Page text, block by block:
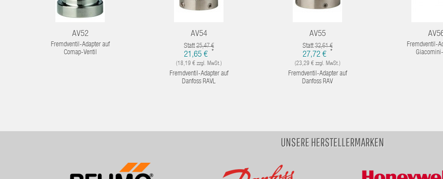
AV52
Fremdventil-Adapter auf
Comap-Ventil
AV54
Statt25,47 €
21,65 € *
(18,19 € zzgl. MwSt.)
Fremdventil-Adapter auf
Danfoss RAVL
AV55
Statt32,61 €
27,72 € *
(23,29 € zzgl. MwSt.)
Fremdventil-Adapter auf
Danfoss RAV
Fremdventil-
UNSERE HERSTELLERMARKEN